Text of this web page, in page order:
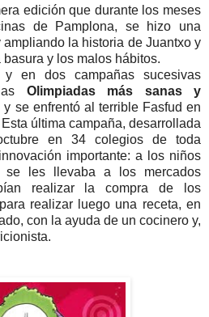
edición que durante los meses
de Pamplona, se hizo una
la historia de Juantxo y
y los malos hábitos.
en dos campañas sucesivas
Olimpiadas más sanas y
y se enfrentó al terrible Fasfud en
Esta última campaña, desarrollada
en 34 colegios de toda
importante: a los niños
se les llevaba a los mercados
realizar la compra de los
realizar luego una receta, en
con la ayuda de un cocinero y,